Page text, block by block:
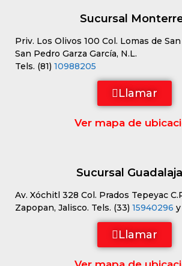
Sucursal
Priv. Los Olivos 100 Col. Lomas de
San Pedro Garza García, N.L.
Tels. (81) 10988205
Llamar
Ver mapa de
Sucursal
Av. Xóchitl 328 Col. Prados Tepeyac
Zapopan, Jalisco. Tels. (33) 15940296 y
Llamar